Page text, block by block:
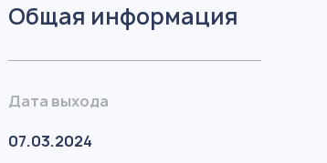
Общая информация
Дата выхода
07.03.2024